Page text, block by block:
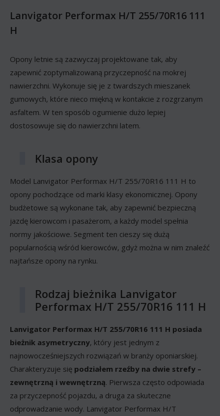
Lanvigator Performax H/T 255/70R16 111
H
Opony letnie są zazwyczaj projektowane tak, aby
zapewnić zoptymalizowaną przyczepność na mokrej
nawierzchni. Wykonuje się je z twardszych mieszanek
gumowych, które nieco miękną w kontakcie z rozgrzanym
asfaltem. W ten sposób ogumienie dużo lepiej
dostosowuje się do nawierzchni latem.
Klasa opony
Model Lanvigator Performax H/T 255/70R16 111 H to
opony pochodzące od marki klasy ekonomicznej. Opony
budżetowe są wykonane tak, aby zapewnić bezpieczną
jazdę kierowcom i pasażerom, a każdy model spełnia
normy jakościowe. Segment ten cieszy się dużą
popularnością wśród kierowców, gdyż można w nim znaleźć
najtańsze opony na rynku.
Rodzaj bieżnika Lanvigator
Performax H/T 255/70R16 111 H
Lanvigator Performax H/T 255/70R16 111 H posiada
bieżnik asymetryczny, który jest jednym z
najnowocześniejszych rozwiązań w branży oponiarskiej.
Charakteryzuje się podziałem rzeźby na dwie strefy –
zewnętrzną i wewnętrzną. Pierwsza często odpowiada
za przyczepność pojazdu, a druga za skuteczne
odprowadzanie wody. Lanvigator Performax H/T